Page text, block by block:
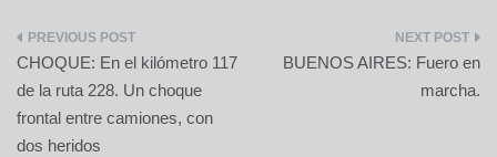
Navegación
de
entradas
CHOQUE: En el kilómetro 117
de la ruta 228. Un choque
frontal entre camiones, con
dos heridos
BUENOS AIRES: Fuero en
marcha.